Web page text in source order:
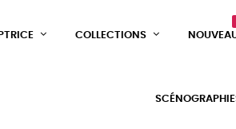
COLLECTIONS